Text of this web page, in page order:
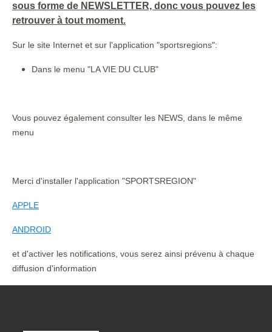
sous forme de NEWSLETTER, donc vous pouvez les
retrouver à tout moment.
Sur le site Internet et sur l'application "sportsregions":
Dans le menu "LA VIE DU CLUB"
Vous pouvez également consulter les NEWS, dans le même
menu
Merci d'installer l'application "SPORTSREGION"
APPLE
ANDROID
et d'activer les notifications, vous serez ainsi prévenu à chaque
diffusion d'information